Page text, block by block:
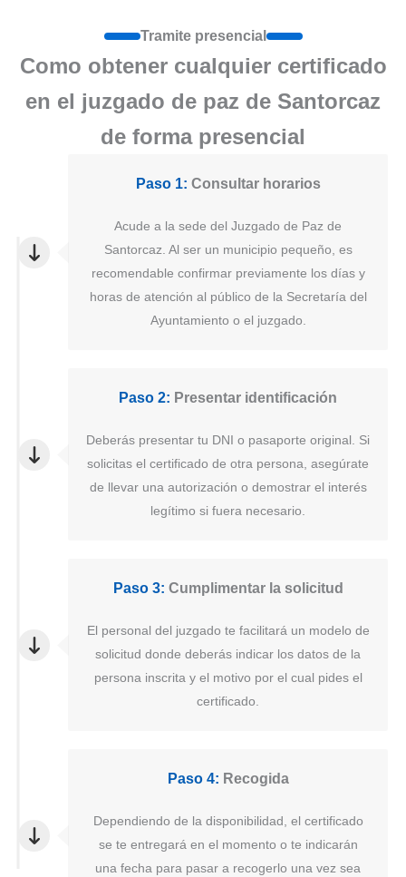
Tramite presencial
Como obtener cualquier certificado
en el juzgado de paz de Santorcaz
de forma presencial
Paso 1: Consultar horarios
Acude a la sede del Juzgado de Paz de
Santorcaz. Al ser un municipio pequeño, es
recomendable confirmar previamente los días y
horas de atención al público de la Secretaría del
Ayuntamiento o el juzgado.
Paso 2: Presentar identificación
Deberás presentar tu DNI o pasaporte original. Si
solicitas el certificado de otra persona, asegúrate
de llevar una autorización o demostrar el interés
legítimo si fuera necesario.
Paso 3: Cumplimentar la solicitud
El personal del juzgado te facilitará un modelo de
solicitud donde deberás indicar los datos de la
persona inscrita y el motivo por el cual pides el
certificado.
Paso 4: Recogida
Dependiendo de la disponibilidad, el certificado
se te entregará en el momento o te indicarán
una fecha para pasar a recogerlo una vez sea